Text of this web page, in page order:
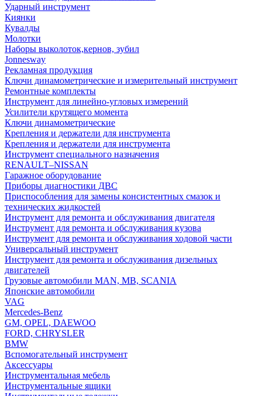
Ударный инструмент
Киянки
Кувалды
Молотки
Наборы выколоток,кернов, зубил
Jonnesway
Рекламная продукция
Ключи динамометрические и измерительный инструмент
Ремонтные комплекты
Инструмент для линейно-угловых измерений
Усилители крутящего момента
Ключи динамометрические
Крепления и держатели для инструмента
Крепления и держатели для инструмента
Инструмент специального назначения
RENAULT–NISSAN
Гаражное оборудование
Приборы диагностики ДВС
Приспособления для замены консистентных смазок и
технических жидкостей
Инструмент для ремонта и обслуживания двигателя
Инструмент для ремонта и обслуживания кузова
Инструмент для ремонта и обслуживания ходовой части
Универсальный инструмент
Инструмент для ремонта и обслуживания дизельных
двигателей
Грузовые автомобили MAN, MB, SCANIA
Японские автомобили
VAG
Mercedes-Benz
GM, OPEL, DAEWOO
FORD, CHRYSLER
BMW
Вспомогательный инструмент
Аксессуары
Инструментальная мебель
Инструментальные ящики